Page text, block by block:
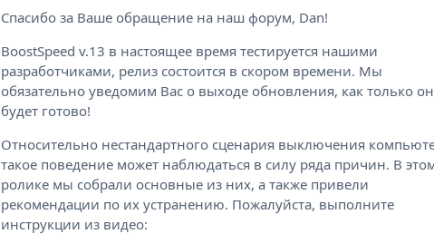
Спасибо за Ваше обращение на наш форум, Dan!
BoostSpeed v.13 в настоящее время тестируется нашими
разработчиками, релиз состоится в скором времени. Мы
обязательно уведомим Вас о выходе обновления, как только
будет готово!
Относительно нестандартного сценария выключения
такое поведение может наблюдаться в силу ряда причин. В
ролике мы собрали основные из них, а также привели
рекомендации по их устранению. Пожалуйста, выполните
инструкции из видео: